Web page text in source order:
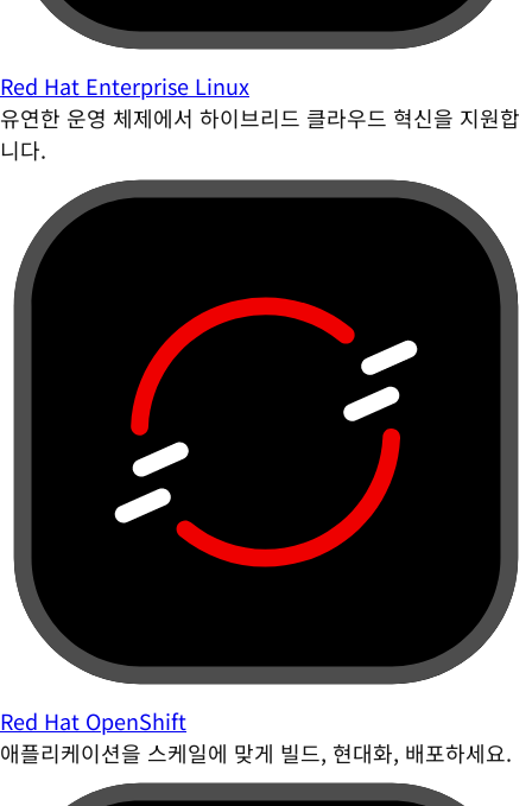
Red Hat Enterprise Linux
유연한 운영 체제에서 하이브리드 클라우드 혁신을 지원합
니다.
Red Hat OpenShift
애플리케이션을 스케일에 맞게 빌드, 현대화, 배포하세요.